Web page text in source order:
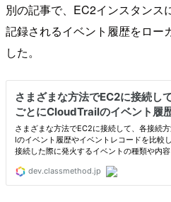
別の記事で、EC2インスタンス
記録されるイベント履歴をロー
した。